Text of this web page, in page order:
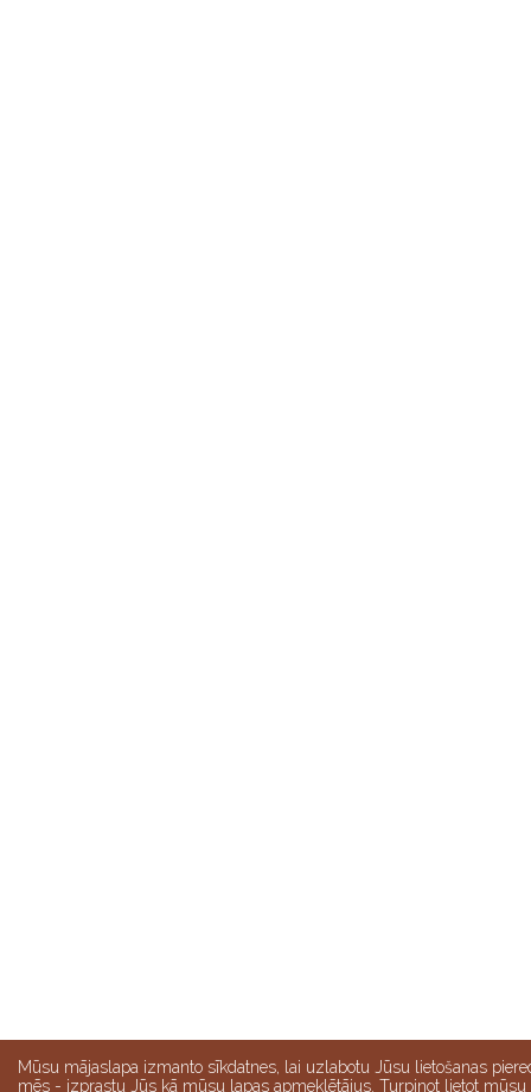
Mūsu mājaslapa izmanto sīkdatnes, lai uzlabotu Jūsu lietošanas
mēs - izprastu Jūs kā mūsu lapas apmeklētājus. Turpinot lietot mūsu